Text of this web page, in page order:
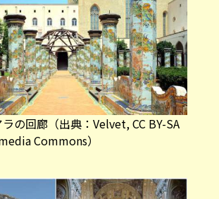
の回廊（出典：Velvet, CC BY-SA
Commons）